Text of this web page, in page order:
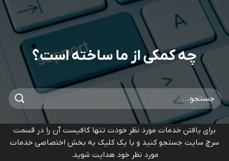
چه کمکی از ما ساخته است؟
برای یافتن خدمات مورد نظر خودت تنها کافیست آن را در قسمت
سرچ سایت جستجو کنید و با یک کلیک به بخش اختصاصی خدمات
مورد نظر خود هدایت شوید.